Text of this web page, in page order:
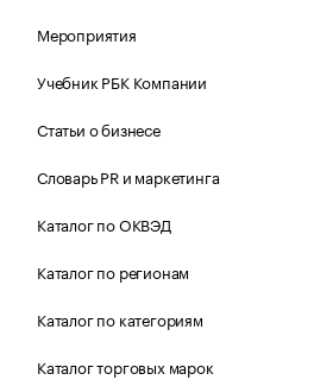
Мероприятия
Учебник РБК Компании
Статьи о бизнесе
Словарь PR и маркетинга
Каталог по ОКВЭД
Каталог по регионам
Каталог по категориям
Каталог торговых марок